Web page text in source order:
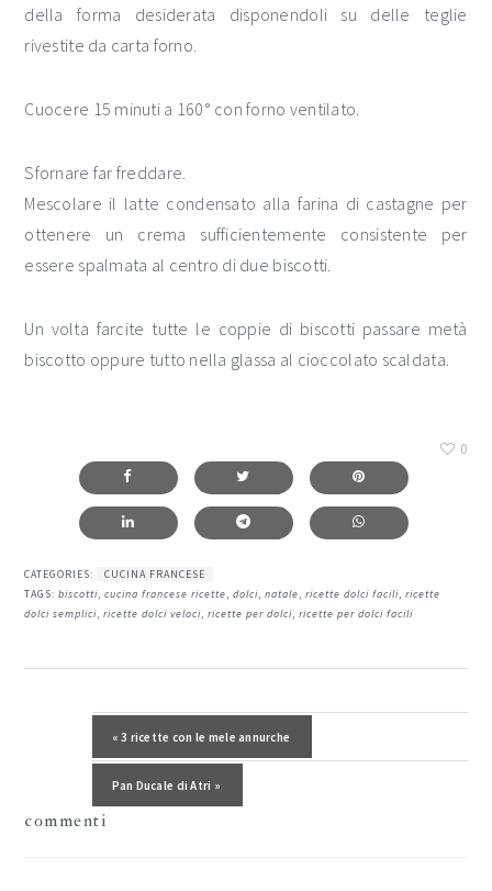
della forma desiderata disponendoli su delle teglie
rivestite da carta forno.
Cuocere 15 minuti a 160° con forno ventilato.
Sfornare far freddare.
Mescolare il latte condensato alla farina di castagne per
ottenere un crema sufficientemente consistente per
essere spalmata al centro di due biscotti.
Un volta farcite tutte le coppie di biscotti passare metà
biscotto oppure tutto nella glassa al cioccolato scaldata.
0
CATEGORIES:
CUCINA FRANCESE
TAGS:biscotti,cucina francese ricette,dolci,natale,ricette dolci facili,ricette
dolci semplici,ricette dolci veloci,ricette per dolci,ricette per dolci facili
Post precedente:
« 3 ricette con le mele annurche
Post successivo:
Pan Ducale di Atri »
lettore
commenti